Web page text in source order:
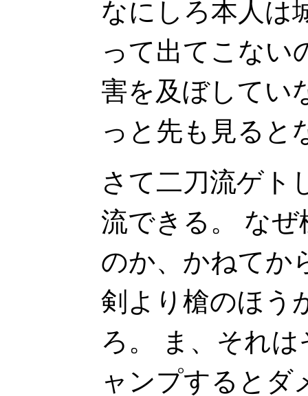
なにしろ本人は
って出てこない
害を及ぼしてい
っと先も見ると
さて二刀流ゲト
流できる。 な
のか、かねてか
剣より槍のほう
ろ。 ま、それ
ャンプするとダ